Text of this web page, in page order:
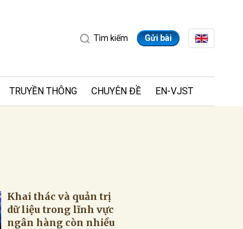
Tìm kiếm Gửi bài
TRUYỀN THÔNG CHUYÊN ĐỀ EN-VJST
Khai thác và quản trị
dữ liệu trong lĩnh vực
ngân hàng còn nhiều